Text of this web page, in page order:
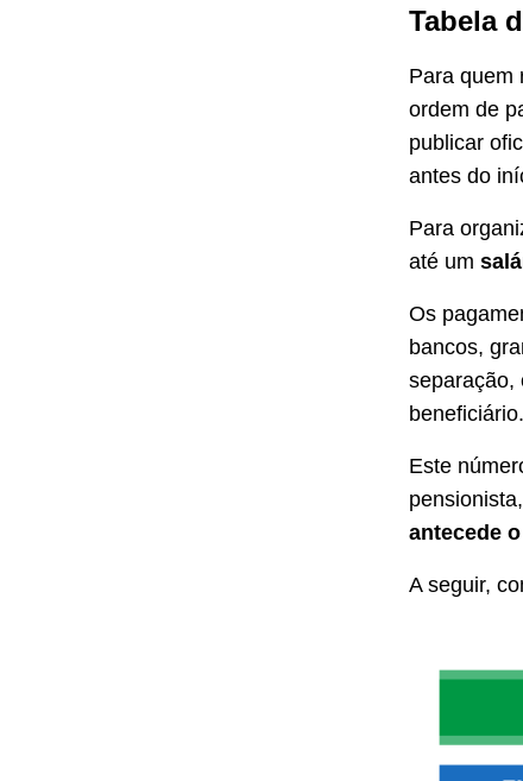
Tabela
Para quem
ordem de
publicar
antes do
Para
até um
Os
bancos,
separação,
beneficiário.
Este
antecede
A seguir,